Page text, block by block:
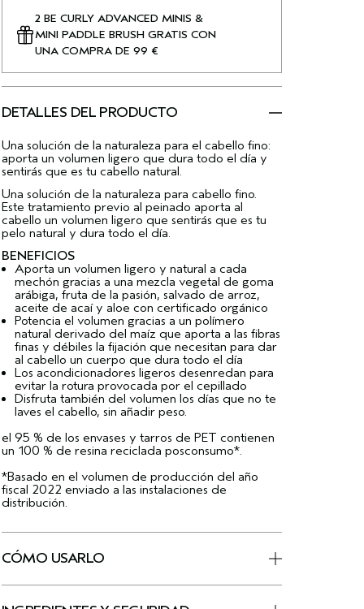
2 BE CURLY ADVANCED MINIS &
MINI PADDLE BRUSH GRATIS CON
UNA COMPRA DE 99 €
DETALLES DEL PRODUCTO
Una solución de la naturaleza para el cabello fino:
aporta un volumen ligero que dura todo el día y
sentirás que es tu cabello natural.
Una solución de la naturaleza para cabello fino.
Este tratamiento previo al peinado aporta al
cabello un volumen ligero que sentirás que es tu
pelo natural y dura todo el día.
BENEFICIOS
Aporta un volumen ligero y natural a cada
mechón gracias a una mezcla vegetal de goma
arábiga, fruta de la pasión, salvado de arroz,
aceite de acaí y aloe con certificado orgánico
Potencia el volumen gracias a un polímero
natural derivado del maíz que aporta a las fibras
finas y débiles la fijación que necesitan para dar
al cabello un cuerpo que dura todo el día
Los acondicionadores ligeros desenredan para
evitar la rotura provocada por el cepillado
Disfruta también del volumen los días que no te
laves el cabello, sin añadir peso.
el 95 % de los envases y tarros de PET contienen
un 100 % de resina reciclada posconsumo*.
*Basado en el volumen de producción del año
fiscal 2022 enviado a las instalaciones de
distribución.
CÓMO USARLO